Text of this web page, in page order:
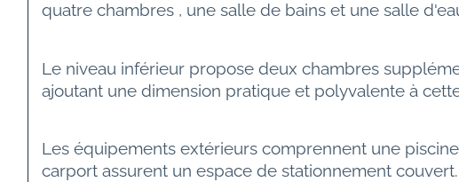
quatre chambres , une salle de bains et une salle
Le niveau inférieur propose deux chambres
ajoutant une dimension pratique et polyvalente à
Les équipements extérieurs comprennent une
carport assurent un espace de stationnement couvert.